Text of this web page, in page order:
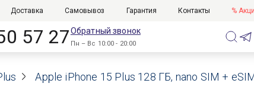
Доставка Самовывоз Гарантия Контакты %
57 27Обратный звонок
Пн – Вс 10:00 - 20:00
Apple iPhone 15 Plus 128 ГБ, nano SIM +